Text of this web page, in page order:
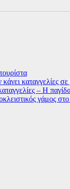
καταγγελίες
– Η
γάμος